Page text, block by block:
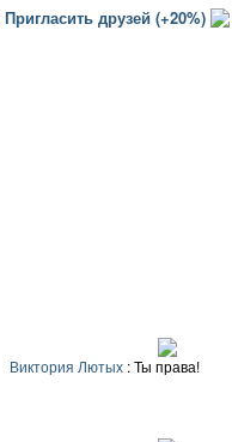
Пригласить друзей (+20%)
Виктория Лютых : Ты права!